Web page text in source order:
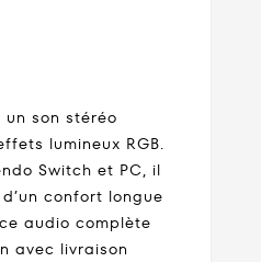
son stéréo
lumineux RGB.
Switch et PC, il
confort longue
audio complète
avec livraison